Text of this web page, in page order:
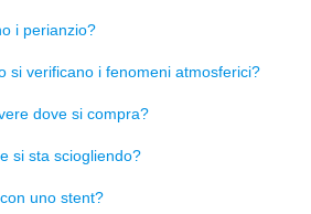
i perianzio?
si verificano i fenomeni atmosferici?
dove si compra?
si sta sciogliendo?
uno stent?